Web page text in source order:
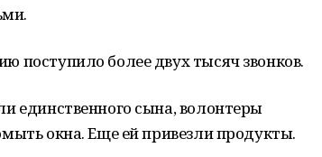
поступило более двух тысяч звонков.
единственного сына, волонтеры
окна. Еще ей привезли продукты.